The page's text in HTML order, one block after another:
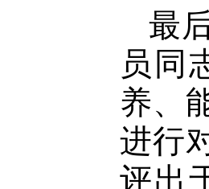
最
员同
养、
进行
评出